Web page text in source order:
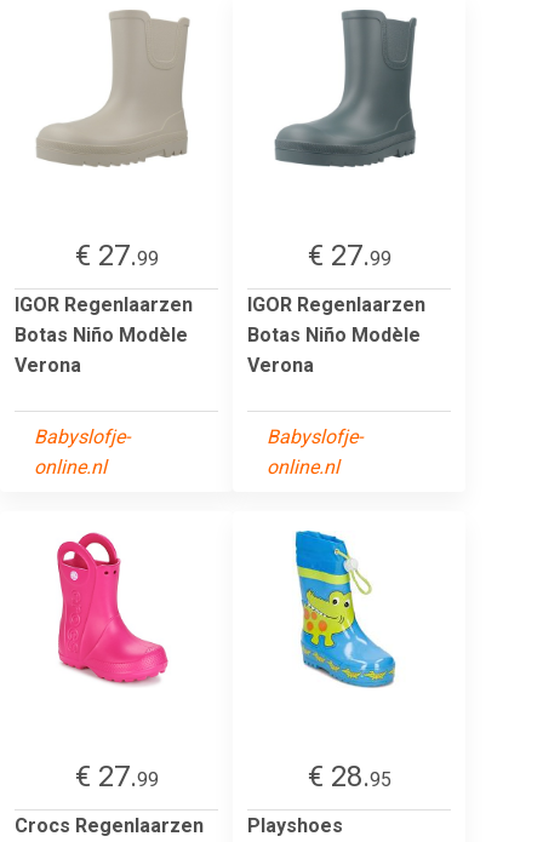
€ 27.99
IGOR Regenlaarzen
Botas Niño Modèle
Verona
Babyslofje-
online.nl
€ 27.99
IGOR Regenlaarzen
Botas Niño Modèle
Verona
Babyslofje-
online.nl
€ 27.99
Crocs Regenlaarzen
€ 28.95
Playshoes